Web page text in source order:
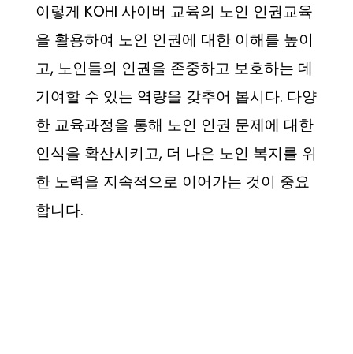
이렇게 KOHI 사이버 교육의 노인 인권교육
을 활용하여 노인 인권에 대한 이해를 높이
고, 노인들의 인권을 존중하고 보호하는 데
기여할 수 있는 역량을 갖추어 봅시다. 다양
한 교육과정을 통해 노인 인권 문제에 대한
인식을 확산시키고, 더 나은 노인 복지를 위
한 노력을 지속적으로 이어가는 것이 중요
합니다.